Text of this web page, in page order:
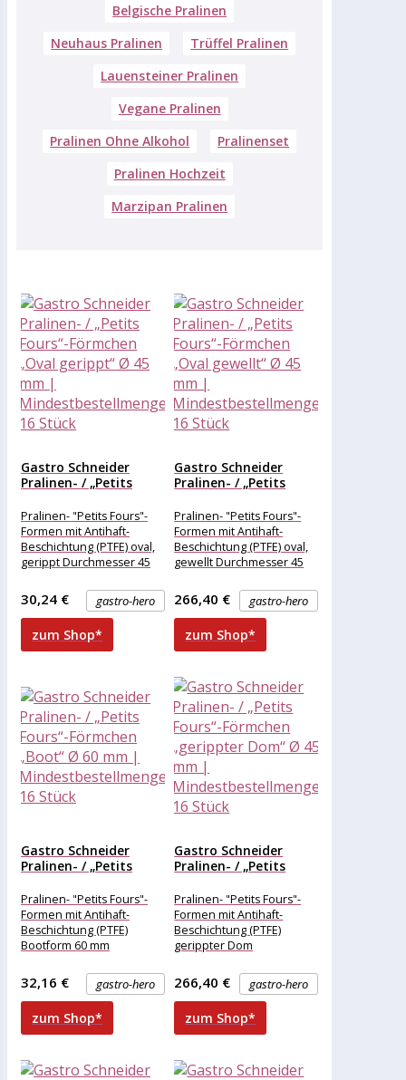
Belgische Pralinen
Neuhaus Pralinen
Trüffel Pralinen
Lauensteiner Pralinen
Vegane Pralinen
Pralinen Ohne Alkohol
Pralinenset
Pralinen Hochzeit
Marzipan Pralinen
Gastro Schneider
Pralinen- / „Petits
„Oval...
Pralinen- "Petits Fours"-
Formen mit Antihaft-
Beschichtung (PTFE) oval,
gerippt Durchmesser 45
gastro-hero
30,24 €
zum Shop*
Gastro Schneider
Pralinen- / „Petits
„Oval...
Pralinen- "Petits Fours"-
Formen mit Antihaft-
Beschichtung (PTFE) oval,
gewellt Durchmesser 45
gastro-hero
266,40 €
zum Shop*
Gastro Schneider
Pralinen- / „Petits
„Boot“...
Pralinen- "Petits Fours"-
Formen mit Antihaft-
Beschichtung (PTFE)
Bootform 60 mm
gastro-hero
32,16 €
zum Shop*
Gastro Schneider
Pralinen- / „Petits
„gerippter...
Pralinen- "Petits Fours"-
Formen mit Antihaft-
Beschichtung (PTFE)
gerippter Dom
gastro-hero
266,40 €
zum Shop*